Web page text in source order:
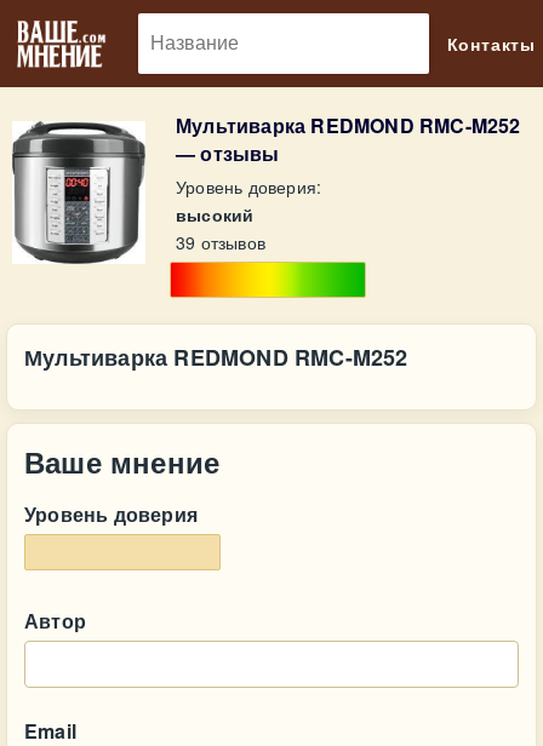
Контакты
Мультиварка REDMOND RMC-M252
— отзывы
Уровень доверия:
высокий
39 отзывов
Мультиварка REDMOND RMC-M252
Ваше мнение
Уровень доверия
Автор
Email